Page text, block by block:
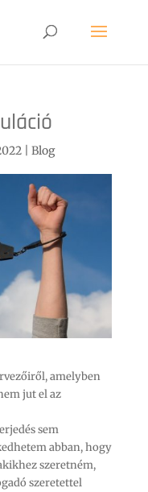
| Blog
amelyben
jut el az
sem
abban, hogy
szeretném,
szeretettel